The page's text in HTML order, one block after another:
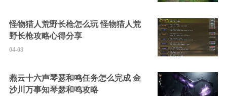
怪物猎人荒野长枪怎么玩 怪物猎人荒
野长枪攻略心得分享
04-08
燕云十六声琴瑟和鸣任务怎么完成 金
沙川万事知琴瑟和鸣攻略